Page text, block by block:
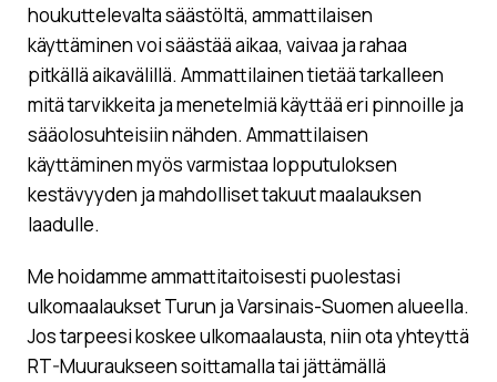
houkuttelevalta säästöltä, ammattilaisen
käyttäminen voi säästää aikaa, vaivaa ja rahaa
pitkällä aikavälillä. Ammattilainen tietää tarkalleen
mitä tarvikkeita ja menetelmiä käyttää eri pinnoille ja
sääolosuhteisiin nähden. Ammattilaisen
käyttäminen myös varmistaa lopputuloksen
kestävyyden ja mahdolliset takuut maalauksen
laadulle.
Me hoidamme ammattitaitoisesti puolestasi
ulkomaalaukset Turun ja Varsinais-Suomen alueella.
Jos tarpeesi koskee ulkomaalausta, niin ota yhteyttä
RT-Muuraukseen soittamalla tai jättämällä